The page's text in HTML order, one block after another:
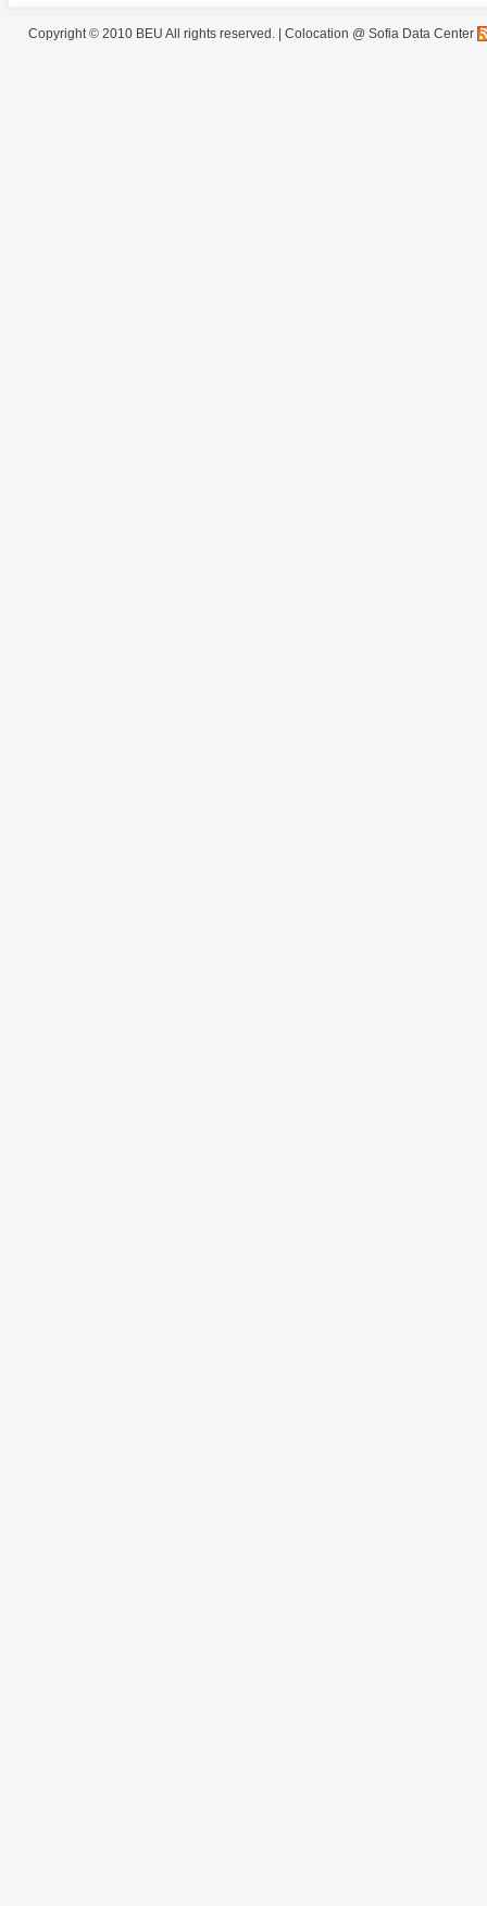
Copyright © 2010 BEU All rights reserved. | Colocation @ Sofia Data Center